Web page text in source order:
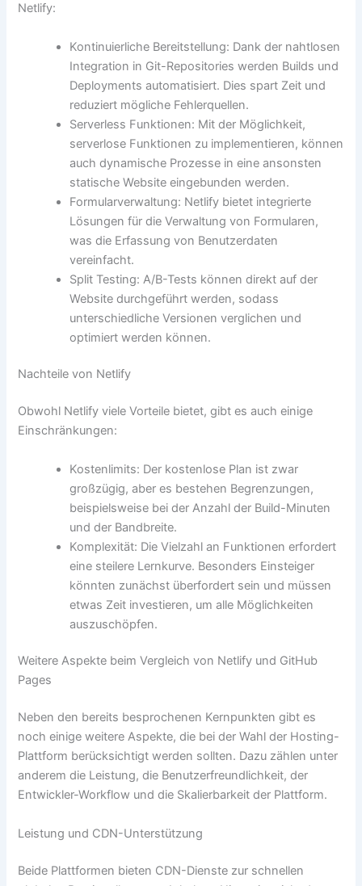
Netlify:
Kontinuierliche Bereitstellung: Dank der nahtlosen
Integration in Git-Repositories werden Builds und
Deployments automatisiert. Dies spart Zeit und
reduziert mögliche Fehlerquellen.
Serverless Funktionen: Mit der Möglichkeit,
serverlose Funktionen zu implementieren, können
auch dynamische Prozesse in eine ansonsten
statische Website eingebunden werden.
Formularverwaltung: Netlify bietet integrierte
Lösungen für die Verwaltung von Formularen,
was die Erfassung von Benutzerdaten
vereinfacht.
Split Testing: A/B-Tests können direkt auf der
Website durchgeführt werden, sodass
unterschiedliche Versionen verglichen und
optimiert werden können.
Nachteile von Netlify
Obwohl Netlify viele Vorteile bietet, gibt es auch einige
Einschränkungen:
Kostenlimits: Der kostenlose Plan ist zwar
großzügig, aber es bestehen Begrenzungen,
beispielsweise bei der Anzahl der Build-Minuten
und der Bandbreite.
Komplexität: Die Vielzahl an Funktionen erfordert
eine steilere Lernkurve. Besonders Einsteiger
könnten zunächst überfordert sein und müssen
etwas Zeit investieren, um alle Möglichkeiten
auszuschöpfen.
Weitere Aspekte beim Vergleich von Netlify und GitHub
Pages
Neben den bereits besprochenen Kernpunkten gibt es
noch einige weitere Aspekte, die bei der Wahl der Hosting-
Plattform berücksichtigt werden sollten. Dazu zählen unter
anderem die Leistung, die Benutzerfreundlichkeit, der
Entwickler-Workflow und die Skalierbarkeit der Plattform.
Leistung und CDN-Unterstützung
Beide Plattformen bieten CDN-Dienste zur schnellen